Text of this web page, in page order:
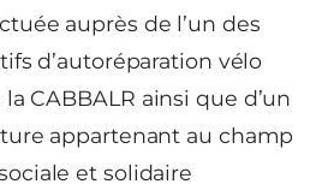
auprès de l’un des
d’autoréparation vélo
CABBALR ainsi que d’un
appartenant au champ
et solidaire